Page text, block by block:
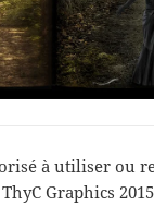
à utiliser ou
Graphics 2015